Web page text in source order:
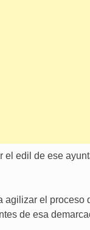
el edil de ese
el proceso
de esa